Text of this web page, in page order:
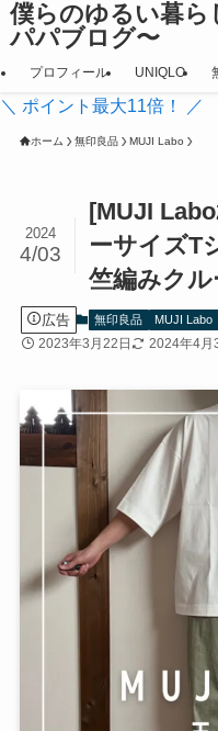
僕らのゆるい暮ら
パパブログ〜
プロフィール UNIQLO
＼ ポイント最大11倍！ ／
ホーム 無印良品 MUJI Labo
[MUJI
ーサイズT
竺編みク
2024
4/03
広告 無印良品 MUJI Labo
2023年3月22日 2024年4月